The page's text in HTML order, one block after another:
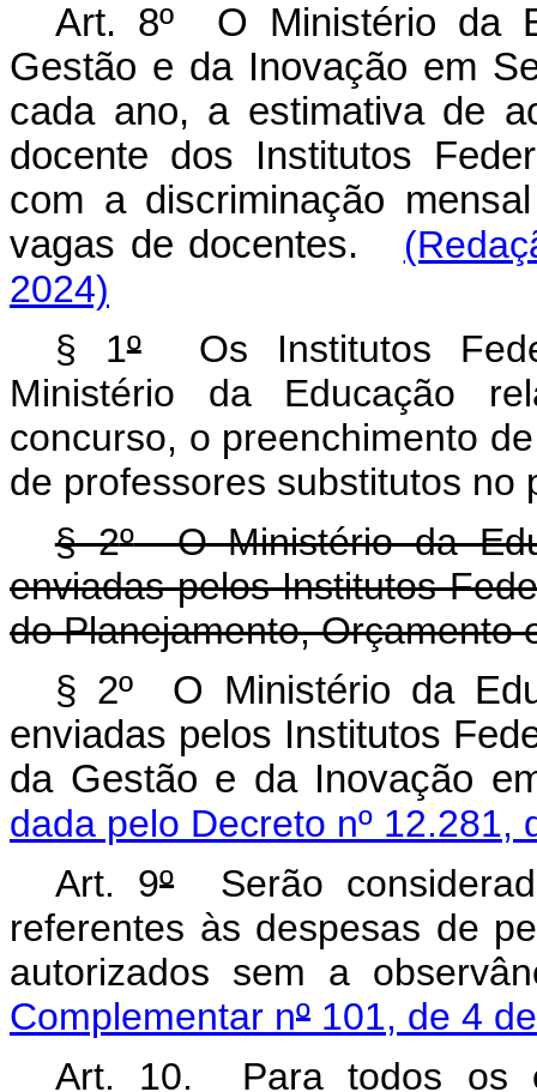
Art. 8º O Ministério da
Gestão e da Inovação em
cada ano, a estimativa de
docente dos Institutos
com a discriminação
vagas de docentes.
2024)
§ 1ºOs Institutos
Ministério da Educação
concurso, o preenchimento
de professores substitutos
§ 2ºO Ministério da
enviadas pelos Institutos
do Planejamento, Orçamento
§ 2º O Ministério da
enviadas pelos Institutos
da Gestão e da
dada pelo Decreto nº 12.281,
Art. 9ºSerão
referentes às despesas de
autorizados sem a
Complementar nº 101, de 4
Art. 10. Para todos os